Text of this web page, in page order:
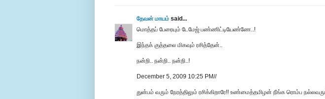
தேவன் மாயம் said...
மொத்தப் பேரையும் டேமேஜ் பண்ணிட்டியேண்ணே..!
இந்தக் குத்தலை மிகவும் ரசித்தேன்..
நன்றி.. நன்றி.. நன்றி..!
December 5, 2009 10:25 PM//
துன்பம் வரும் நேரத்திலும் ரசிக்கிறாரே!! உண்மைத்தமிழன் நீங்க ரொம்ப